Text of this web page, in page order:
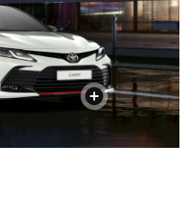
+
+
+
+